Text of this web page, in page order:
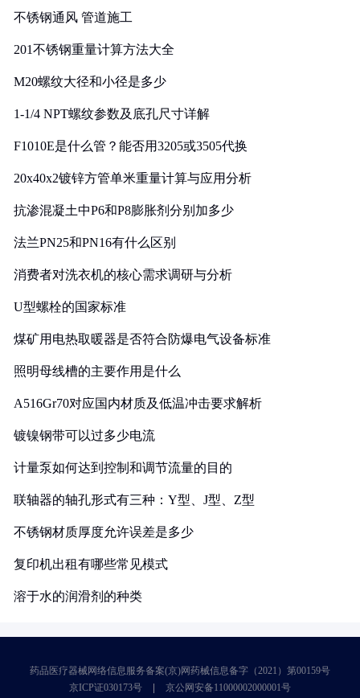
不锈钢通风 管道施工
201不锈钢重量计算方法大全
M20螺纹大径和小径是多少
1-1/4 NPT螺纹参数及底孔尺寸详解
F1010E是什么管？能否用3205或3505代换
20x40x2镀锌方管单米重量计算与应用分析
抗渗混凝土中P6和P8膨胀剂分别加多少
法兰PN25和PN16有什么区别
消费者对洗衣机的核心需求调研与分析
U型螺栓的国家标准
煤矿用电热取暖器是否符合防爆电气设备标准
照明母线槽的主要作用是什么
A516Gr70对应国内材质及低温冲击要求解析
镀镍钢带可以过多少电流
计量泵如何达到控制和调节流量的目的
联轴器的轴孔形式有三种：Y型、J型、Z型
不锈钢材质厚度允许误差是多少
复印机出租有哪些常见模式
溶于水的润滑剂的种类
药品医疗器械网络信息服务备案(京)网药械信息备字（2021）第00159号
京ICP证030173号
京公网安备11000002000001号